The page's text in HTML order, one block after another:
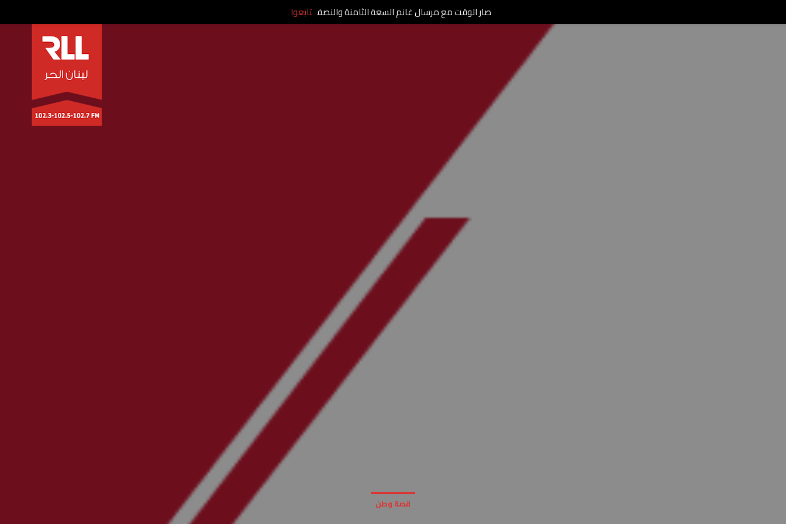
قصة وطن
صار الوقت مع مرسال غانم السعة الثامنة والنصف تابعوا